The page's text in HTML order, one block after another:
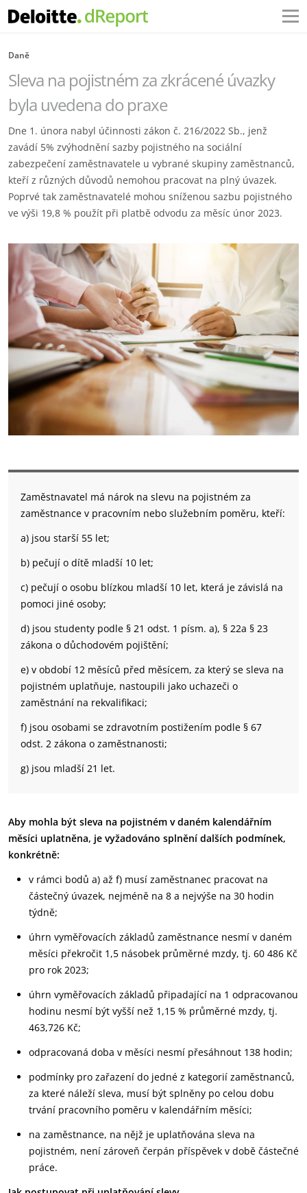
Daně
Sleva na pojistném za zkrácené úvazky
byla uvedena do praxe
Dne 1. února nabyl účinnosti zákon č. 216/2022 Sb., jenž
zavádí 5% zvýhodnění sazby pojistného na sociální
zabezpečení zaměstnavatele u vybrané skupiny zaměstnanců,
kteří z různých důvodů nemohou pracovat na plný úvazek.
Poprvé tak zaměstnavatelé mohou sníženou sazbu pojistného
ve výši 19,8 % použít při platbě odvodu za měsíc únor 2023.
Zaměstnavatel má nárok na slevu na pojistném za
zaměstnance v pracovním nebo služebním poměru, kteří:
a) jsou starší 55 let;
b) pečují o dítě mladší 10 let;
c) pečují o osobu blízkou mladší 10 let, která je závislá na
pomoci jiné osoby;
d) jsou studenty podle § 21 odst. 1 písm. a), § 22a § 23
zákona o důchodovém pojištění;
e) v období 12 měsíců před měsícem, za který se sleva na
pojistném uplatňuje, nastoupili jako uchazeči o
zaměstnání na rekvalifikaci;
f) jsou osobami se zdravotním postižením podle § 67
odst. 2 zákona o zaměstnanosti;
g) jsou mladší 21 let.
Aby mohla být sleva na pojistném v daném kalendářním
měsíci uplatněna, je vyžadováno splnění dalších podmínek,
konkrétně:
v rámci bodů a) až f) musí zaměstnanec pracovat na
částečný úvazek, nejméně na 8 a nejvýše na 30 hodin
týdně;
úhrn vyměřovacích základů zaměstnance nesmí v daném
měsíci překročit 1,5 násobek průměrné mzdy, tj. 60 486 Kč
pro rok 2023;
úhrn vyměřovacích základů připadající na 1 odpracovanou
hodinu nesmí být vyšší než 1,15 % průměrné mzdy, tj.
463,726 Kč;
odpracovaná doba v měsíci nesmí přesáhnout 138 hodin;
podmínky pro zařazení do jedné z kategorií zaměstnanců,
za které náleží sleva, musí být splněny po celou dobu
trvání pracovního poměru v kalendářním měsíci;
na zaměstnance, na nějž je uplatňována sleva na
pojistném, není zároveň čerpán příspěvek v době částečné
práce.